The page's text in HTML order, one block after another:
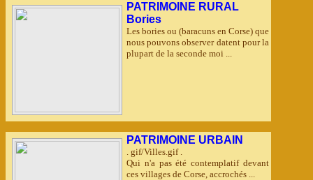
PATRIMOINE RURAL
Bories
Les bories ou (baracuns en Corse) que
nous pouvons observer datent pour la
plupart de la seconde moi ...
PATRIMOINE URBAIN
. gif/Villes.gif .
Qui n'a pas été contemplatif devant
ces villages de Corse, accrochés ...